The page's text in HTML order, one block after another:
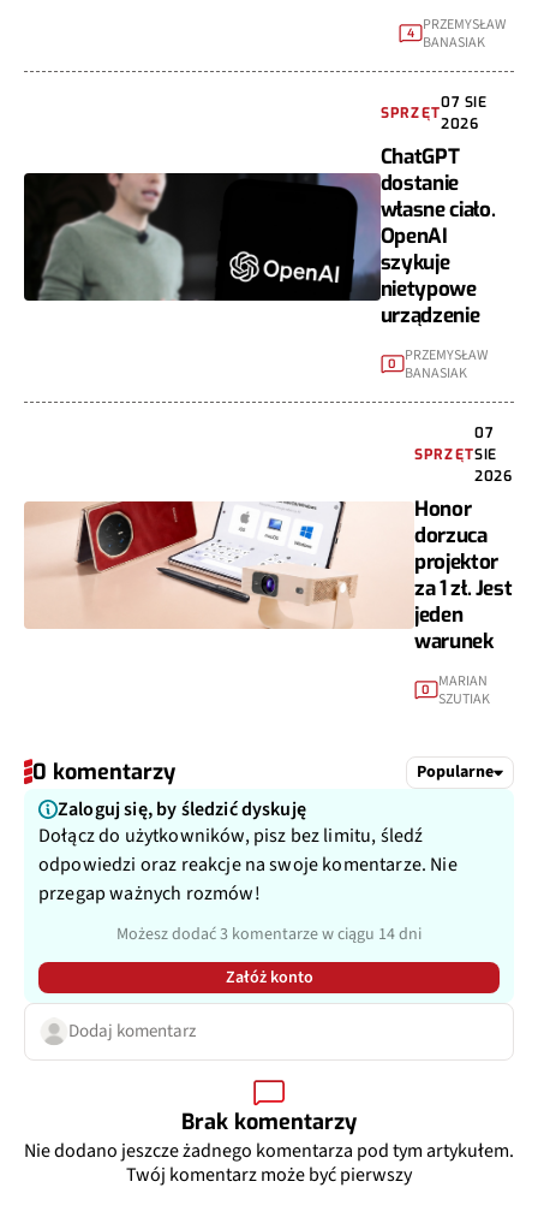
4
PRZEMYSŁAW
BANASIAK
SPRZĘT
07 SIE
2026
ChatGPT
dostanie
własne ciało.
OpenAI
szykuje
nietypowe
urządzenie
0 PRZEMYSŁAW
BANASIAK
SPRZĘT
07
SIE
2026
Honor
dorzuca
projektor
za 1 zł. Jest
jeden
warunek
0
MARIAN
SZUTIAK
0 komentarzy Popularne
Zaloguj się, by śledzić dyskuję
Dołącz do użytkowników, pisz bez limitu, śledź
odpowiedzi oraz reakcje na swoje komentarze. Nie
przegap ważnych rozmów!
Możesz dodać 3 komentarze w ciągu 14 dni
Załóż konto
Dodaj komentarz
Brak komentarzy
Nie dodano jeszcze żadnego komentarza pod tym artykułem.
Twój komentarz może być pierwszy